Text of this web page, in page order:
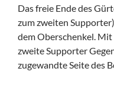
Das freie Ende des
zum zweiten
dem Oberschenkel.
zweite Supporter
zugewandte Seite des